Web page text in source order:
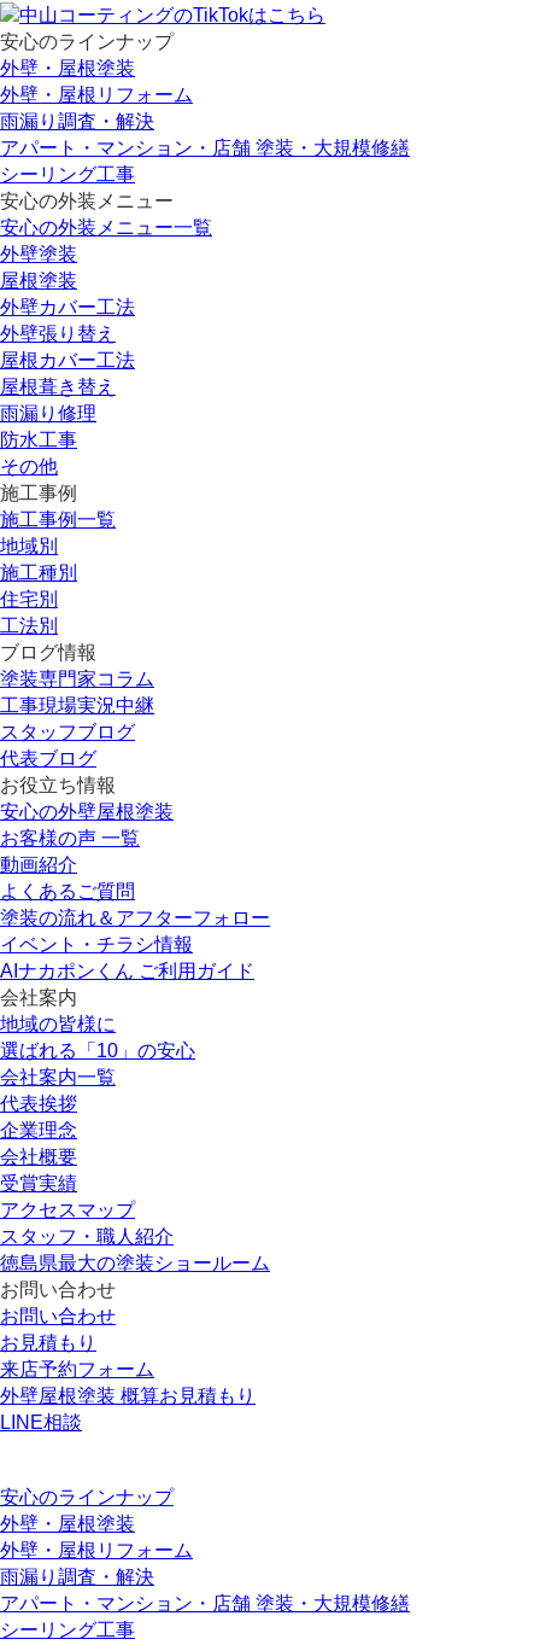
安心のラインナップ
外壁・屋根塗装
外壁・屋根リフォーム
雨漏り調査・解決
アパート・マンション・店舗 塗装・大規模修繕
シーリング工事
安心の外装メニュー
安心の外装メニュー一覧
外壁塗装
屋根塗装
外壁カバー工法
外壁張り替え
屋根カバー工法
屋根葺き替え
雨漏り修理
防水工事
その他
施工事例
施工事例一覧
地域別
施工種別
住宅別
工法別
ブログ情報
塗装専門家コラム
工事現場実況中継
スタッフブログ
代表ブログ
お役立ち情報
安心の外壁屋根塗装
お客様の声 一覧
動画紹介
よくあるご質問
塗装の流れ＆アフターフォロー
イベント・チラシ情報
AIナカポンくん ご利用ガイド
会社案内
地域の皆様に
選ばれる「10」の安心
会社案内一覧
代表挨拶
企業理念
会社概要
受賞実績
アクセスマップ
スタッフ・職人紹介
徳島県最大の塗装ショールーム
お問い合わせ
お問い合わせ
お見積もり
来店予約フォーム
外壁屋根塗装 概算お見積もり
LINE相談
安心のラインナップ
外壁・屋根塗装
外壁・屋根リフォーム
雨漏り調査・解決
アパート・マンション・店舗 塗装・大規模修繕
シーリング工事